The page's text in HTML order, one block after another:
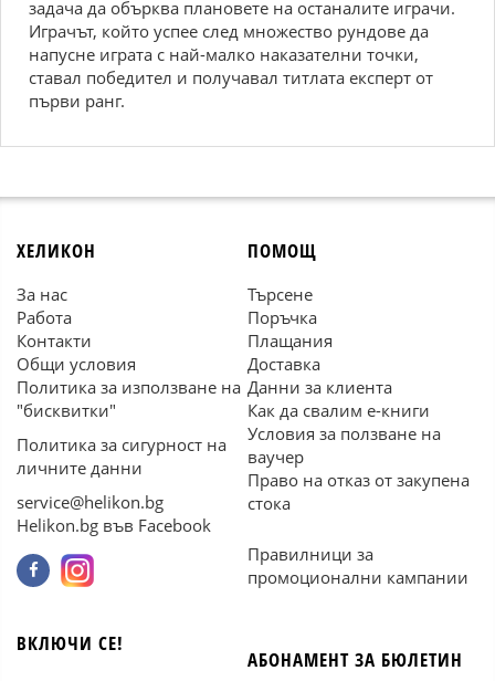
задача да обърква плановете на останалите играчи.
Играчът, който успее след множество рундове да
напусне играта с най-малко наказателни точки,
ставал победител и получавал титлата експерт от
първи ранг.
ХЕЛИКОН
За нас
Работа
Контакти
Общи условия
Политика за използване на
"бисквитки"
Политика за сигурност на
личните данни
service@helikon.bg
Helikon.bg във Facebook
ПОМОЩ
Търсене
Поръчка
Плащания
Доставка
Данни за клиента
Как да свалим е-книги
Условия за ползване на
ваучер
Право на отказ от закупена
стока
Правилници за
промоционални кампании
ВКЛЮЧИ СЕ!
АБОНАМЕНТ ЗА БЮЛЕТИН